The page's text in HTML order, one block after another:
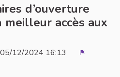
d’ouverture
meilleur accès aux
05/12/2024 16:13